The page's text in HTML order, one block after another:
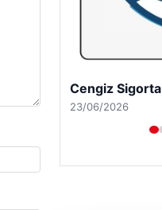
Cengiz Sigorta
23/06/2026